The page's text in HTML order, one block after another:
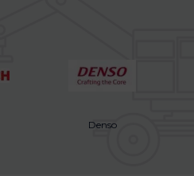
Denso